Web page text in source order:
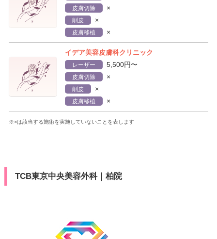
皮膚切除 ×
削皮 ×
皮膚移植 ×
イデア美容皮膚科クリニック
レーザー 5,500円〜
皮膚切除 ×
削皮 ×
皮膚移植 ×
※×は該当する施術を実施していないことを表します
TCB東京中央美容外科｜柏院